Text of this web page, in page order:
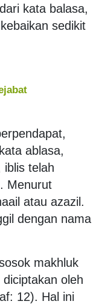
kata balasa,
sedikit
ablasa,
iblis telah
Menurut
atau azazil.
dengan nama
makhluk
oleh
12). Hal ini